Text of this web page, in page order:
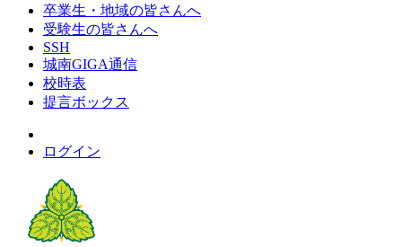
卒業生・地域の皆さんへ
受験生の皆さんへ
SSH
城南GIGA通信
校時表
提言ボックス
ログイン